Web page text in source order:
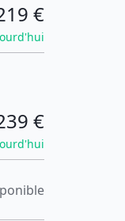
€
€